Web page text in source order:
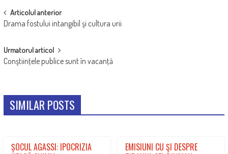
POST
NAVIGATION
Articolul anterior
Drama fostului intangibil şi cultura urii
Urmatorul articol
Conştiinţele publice sunt în vacanţă
SIMILAR POSTS
ȘOCUL AGASSI: IPOCRIZIA
EMISIUNI CU ŞI DESPRE